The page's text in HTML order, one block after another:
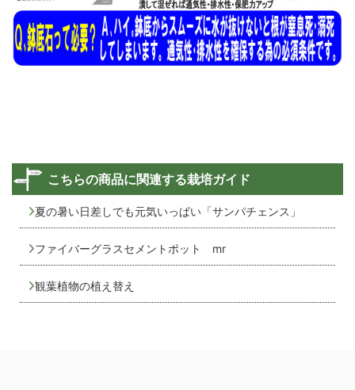
こちらの商品に関連する栽培ガイド
夏の暑い日差しでも元気いっぱい「サンパチェンス」
ファイバーグラスセメントポット mr
観葉植物の植え替え